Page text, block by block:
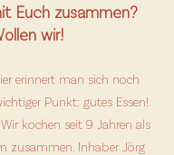
Euch zusammen?
wir!
erinnert man sich noch
Punkt: gutes Essen!
kochen seit 9 Jahren als
zusammen. Inhaber Jörg